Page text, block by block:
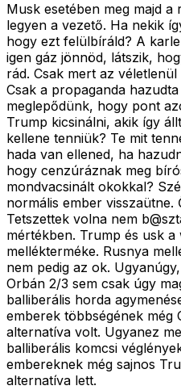
Musk esetében meg majd a
legyen a vezető. Ha nekik
hogy ezt felülbíráld? A
igen gáz jönnöd, látszik,
rád. Csak mert az
Csak a propaganda
meglepődünk, hogy pont
Trump kicsinálni, akik így
kellene tenniük? Te mit
hada van ellened, ha
hogy cenzúráznak meg
mondvacsinált okokkal?
normális ember visszaütne.
Tetszettek volna nem
mértékben. Trump és usk
mellékterméke. Rusnya
nem pedig az ok.
Orbán 2/3 sem csak úgy
balliberális horda
emberek többségének még
alternatíva volt. Ugyanez
balliberális komcsi
embereknek még sajnos
alternatíva lett.